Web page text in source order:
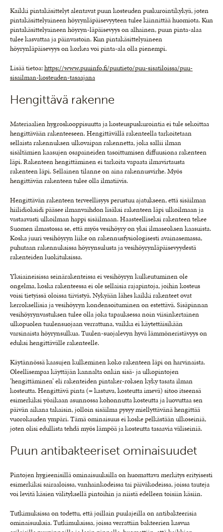
Kaikki pintakäsittelyt alentavat puun kosteuden puskurointikykyä, joten
pintakäsittelyaineen höyrynläpäisevyyteen tulee kiinnittää huomiota. Kun
pintakäsittelyaineen höyryn-läpäisevyys on alhainen, puun pinta-alaa
tulee kasvattaa ja päinvastoin. Kun pintakäsittelyaineen
höyrynläpäisevyys on korkea voi pinta-ala olla pienempi.
Lisää tietoa:https://www.puuinfo.fi/puutieto/puu-sisatiloissa/puu-
sisailman-kosteuden-tasaajana
Hengittävä rakenne
Materiaalien hygroskooppisuutta ja kosteuspuskurointia ei tule sekoittaa
hengittävään rakenteeseen. Hengittävällä rakenteella tarkoitetaan
sellaista rakennuksen ulkovaipan rakennetta, joka sallii ilman
sisältämien kaasujen osapaineiden tasoittumisen diffuusiona rakenteen
läpi. Rakenteen hengittäminen ei tarkoita vapaata ilmavirtausta
rakenteen läpi. Sellainen tilanne on aina rakennusvirhe. Myös
hengittävän rakenteen tulee olla ilmatiivis.
Hengittävän rakenteen terveellisyys perustuu ajatukseen, että sisäilman
hiilidioksidi pääsee ilmanvaihdon lisäksi rakenteen läpi ulkoilmaan ja
vastaavasti ulkoilman happi sisäilmaan. Haasteelliseksi rakenteen tekee
Suomen ilmastossa se, että myös vesihöyry on yksi ilmaseoksen kaasuista.
Koska juuri vesihöyryn liike on rakennusfysiologisesti avainasemassa,
puhutaan rakennuksissa höyrynsulusta ja vesihöyrynläpäisevyydestä
rakenteiden luokituksissa.
Yksiaineisissa seinärakenteissa ei vesihöyryn kulkeutuminen ole
ongelma, koska rakenteessa ei ole sellaisia rajapintoja, joihin kosteus
voisi tietyissä oloissa tiivistyä. Nykyään lähes kaikki rakenteet ovat
kerroksellisia ja vesihöyryn kondensoituminen on estettävä. Sisäpinnan
vesihöyrynvastuksen tulee olla joka tapauksessa noin viisinkertainen
ulkopuolen tuulensuojaan verrattuna, vaikka ei käytettäisikään
varsinaista höyrynsulkua. Tuulen-suojalevyn hyvä lämmöneristävyys on
eduksi hengittävälle rakenteelle.
Käytännössä kaasujen kulkeminen koko rakenteen läpi on harvinaista.
Oleellisempaa käyttäjän kannalta onkin sisä- ja ulkopintojen
’hengittäminen’ eli rakenteiden pintaker-roksen kyky tasata ilman
kosteutta. Hengittävä pinta (= kastuva, kosteutta imevä) sitoo itseensä
esimerkiksi yöaikaan asunnossa kohonnutta kosteutta ja luovuttaa sen
päivän aikana takaisin, jolloin sisäilma pysyy miellyttävänä hengittää
vuorokauden ympäri. Tämä ominaisuus ei koske pelkästään ulkoseiniä,
joten olisi edullista tehdä myös lämpöä ja kosteutta tasaavia väliseiniä.
Puun antibakteeriset ominaisuudet
Pintojen hygieenisillä ominaisuuksilla on huomattava merkitys erityisesti
esimerkiksi sairaaloissa, vanhainkodeissa tai päiväkodeissa, joissa tauteja
voi levitä käsien välityksellä pintoihin ja niistä edelleen toisiin käsiin.
Tutkimuksissa on todettu, että joillain puulajeilla on antibakteerisia
ominaisuuksia. Tutkimuksissa, joissa verrattiin bakteerien kasvua